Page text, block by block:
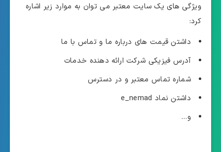
ویژگی های یک سایت معتبر می توان به موارد زیر اشاره
کرد:
داشتن قیمت های درباره ما و تماس با ما
آدرس فیزیکی شرکت ارائه دهنده خدمات
شماره تماس معتبر و در دسترس
داشتن نماد e_nemad
و…